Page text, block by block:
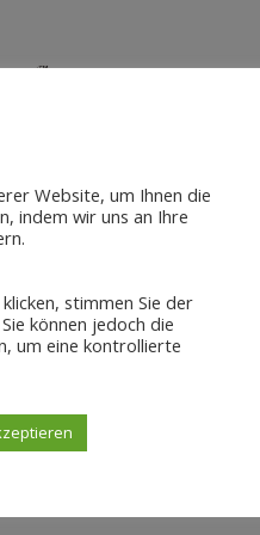
„Szenario“. Ein
der Verknüpfung einer
Führung von
systematische
Geschäftsbereiche,
und eines Trend-
Website, um Ihnen die
indem wir uns an Ihre
stimmen Sie der
können jedoch die
um eine kontrollierte